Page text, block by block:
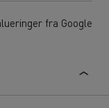
fra Google